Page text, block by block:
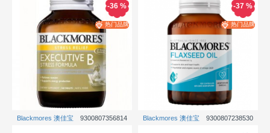
热门品牌
-36 %
Blackmores 澳佳宝 9300807356814
热门品牌
-37 %
Blackmores 澳佳宝 9300807238530